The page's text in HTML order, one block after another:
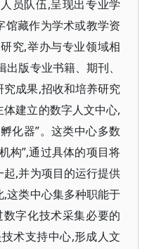
员队伍,呈现出专业学
馆藏作为学术或教学资
究,举办与专业领域相
版专业书籍、期刊、
成果,招收和培养研究
建立的数字人文中心,
化器”。这类中心多数
构”,通过具体的项目将
,并为项目的运行提供
这类中心集多种职能于
字化技术采集必要的
术支持中心,形成人文